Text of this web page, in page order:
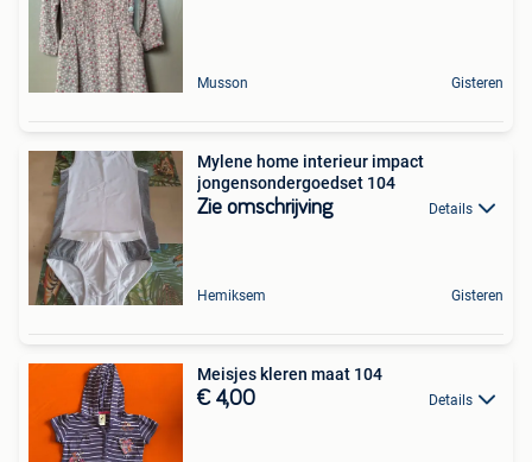
Musson Gisteren
Mylene home interieur impact
jongensondergoedset 104
Zie omschrijving Details
Hemiksem Gisteren
Meisjes kleren maat 104
€ 4,00 Details